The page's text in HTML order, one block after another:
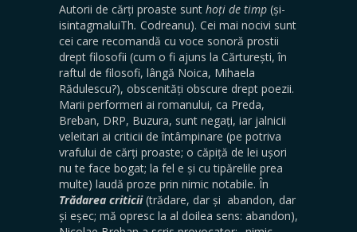
Autorii de cărți proaste sunt hoți de timp (și-
isintagmaluiTh. Codreanu). Cei mai nocivi sunt
cei care recomandă cu voce sonoră prostii
drept filosofii (cum o fi ajuns la Cărturești, în
raftul de filosofi, lângă Noica, Mihaela
Rădulescu?), obscenități obscure drept poezii.
Marii performeri ai romanului, ca Preda,
Breban, DRP, Buzura, sunt negați, iar jalnicii
veleitari ai criticii de întâmpinare (pe potriva
vrafului de cărți proaste; o căpiță de lei ușori
nu te face bogat; la fel e și cu tipărelile prea
multe) laudă proze prin nimic notabile. În
Trădarea criticii(trădare, dar și abandon, dar
și eșec; mă opresc la al doilea sens: abandon),